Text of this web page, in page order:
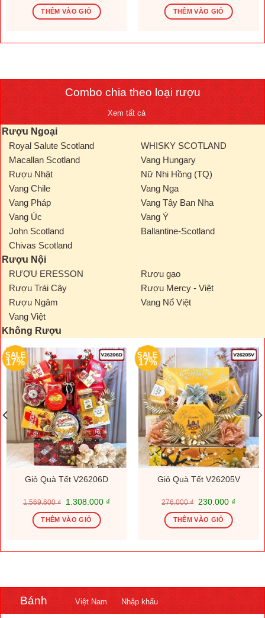
là:
1.569.600 ₫.
THÊM VÀO GIỎ
là:
276.000 ₫.
THÊM VÀO GIỎ
Combo chia theo loại rượu
Xem tất cả
Rượu Ngoại
Royal Salute Scotland
WHISKY SCOTLAND
Macallan Scotland
Vang Hungary
Rượu Nhật
Nữ Nhi Hồng (TQ)
Vang Chile
Vang Nga
Vang Pháp
Vang Tây Ban Nha
Vang Úc
Vang Ý
John Scotland
Ballantine-Scotland
Chivas Scotland
Rượu Nội
RƯỢU ERESSON
Rượu gạo
Rượu Trái Cây
Rượu Mercy - Việt
Rượu Ngâm
Vang Nổ Việt
Vang Việt
Không Rượu
SALE
17%
Giỏ Quà Tết V26206D
1.569.600₫
Giá
là:
1.569.600 ₫.
1.308.000 ₫Giá
THÊM VÀO GIỎ
SALE
17%
Giỏ Quà Tết V26205V
276.000₫
Giá
là:
276.000 ₫.
230.000 ₫Giá
THÊM VÀO GIỎ
Bánh Việt Nam Nhập khẩu